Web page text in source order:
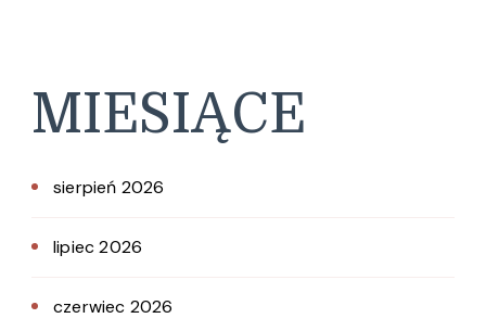
MIESIĄCE
sierpień 2026
lipiec 2026
czerwiec 2026